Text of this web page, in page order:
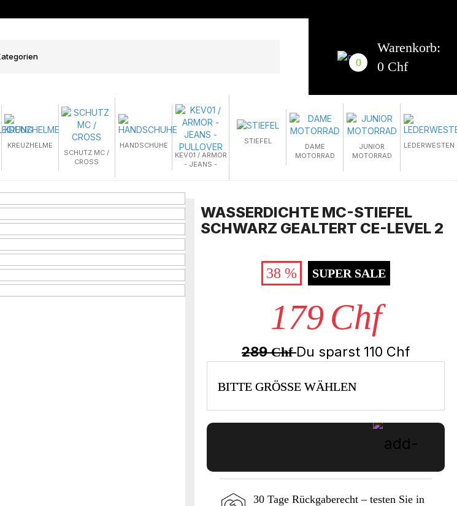
0
Warenkorb:
0 Chf
KREUZHELME
SCHUTZ MC /
CROSS
HANDSCHUHE
KEV01 / ARMOR
- JEANS -
STIEFEL
DAME
MOTORRAD
JUNIOR
MOTORRAD
LEDERWESTEN
WASSERDICHTE MC-STIEFEL
SCHWARZ GEALTERT CE-LEVEL 2
38 % SUPER SALE
179 Chf
289ChfDu sparst 110 Chf
BITTE GRÖSSE WÄHLEN
30 Tage Rückgaberecht – testen Sie in